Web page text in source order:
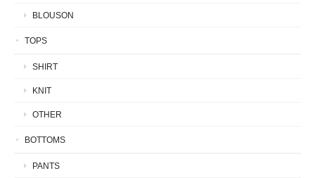
BLOUSON
TOPS
SHIRT
KNIT
OTHER
BOTTOMS
PANTS